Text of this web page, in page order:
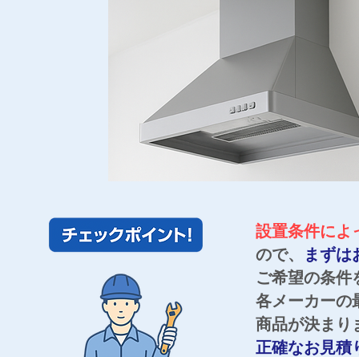
設置条件によ
ので、
まずは
ご希望の条件
各メーカーの
商品が決まり
正確なお見積